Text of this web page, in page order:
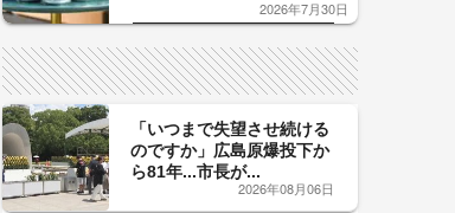
した「辛口カーブ」が飲み頃の
2026年7月30日
「いつまで失望させ続ける
のですか」広島原爆投下か
ら81年...市長が...
2026年08月06日